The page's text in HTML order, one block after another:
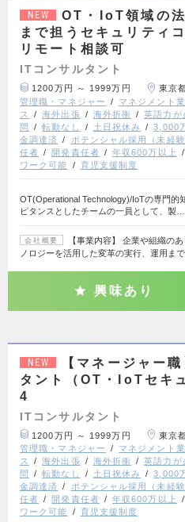
NEW
OT・IoT領域の
まで担うセキュリティ
リモート相談可
ITコンサルタント
1200万円 ～ 1999万円 東京
管理職・マネジャー
マネジメント
ス
海外出張 海外折衝 英語力が
問
転勤なし 土日祝休み 3,000
金調達済
ポテンシャル採用（未経験
任者
開発責任者 年収600万以上
ワーク可能
育児支援制度
OT(Operational Technology)/IoTの専門的
ピタンスとしたチームの一員として、製…
会社概要
【事業内容】 企業や組織の
ノロジーを活用した変革の実行、運用ま
興味あり
NEW
【マネージャー
タント（OT・IoTセキ
4
ITコンサルタント
1200万円 ～ 1999万円 東京
管理職・マネジャー
マネジメント
ス
海外出張 海外折衝 英語力が
問
転勤なし 土日祝休み 3,000
金調達済
ポテンシャル採用（未経験
任者
開発責任者 年収600万以上
ワーク可能
育児支援制度